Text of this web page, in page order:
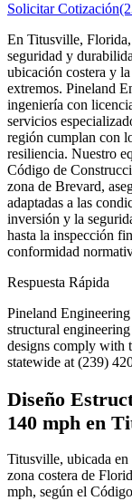
Solicitar Cotización
En Titusville, Florida,
seguridad y
ubicación costera y
extremos. Pineland
ingeniería con
servicios
región cumplan con
resiliencia. Nuestro
Código de
zona de Brevard,
adaptadas a las
inversión y la
hasta la inspección
conformidad
Respuesta Rápida
Pineland
structural
designs comply with
statewide at (239)
Diseño
140 mph en
Titusville, ubicada en
zona costera de
mph, según el